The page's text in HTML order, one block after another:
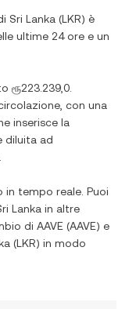
Sri Lanka (LKR) è
ultime 24 ore e un
ரூ223.239,0
con una
inserisce la
diluita ad
in tempo reale. Puoi
Lanka in altre
di AAVE (AAVE) e
(LKR) in modo